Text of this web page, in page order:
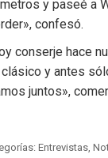
y paseé a
confesó.
conserje hace
y antes
juntos»,
Entrevistas,